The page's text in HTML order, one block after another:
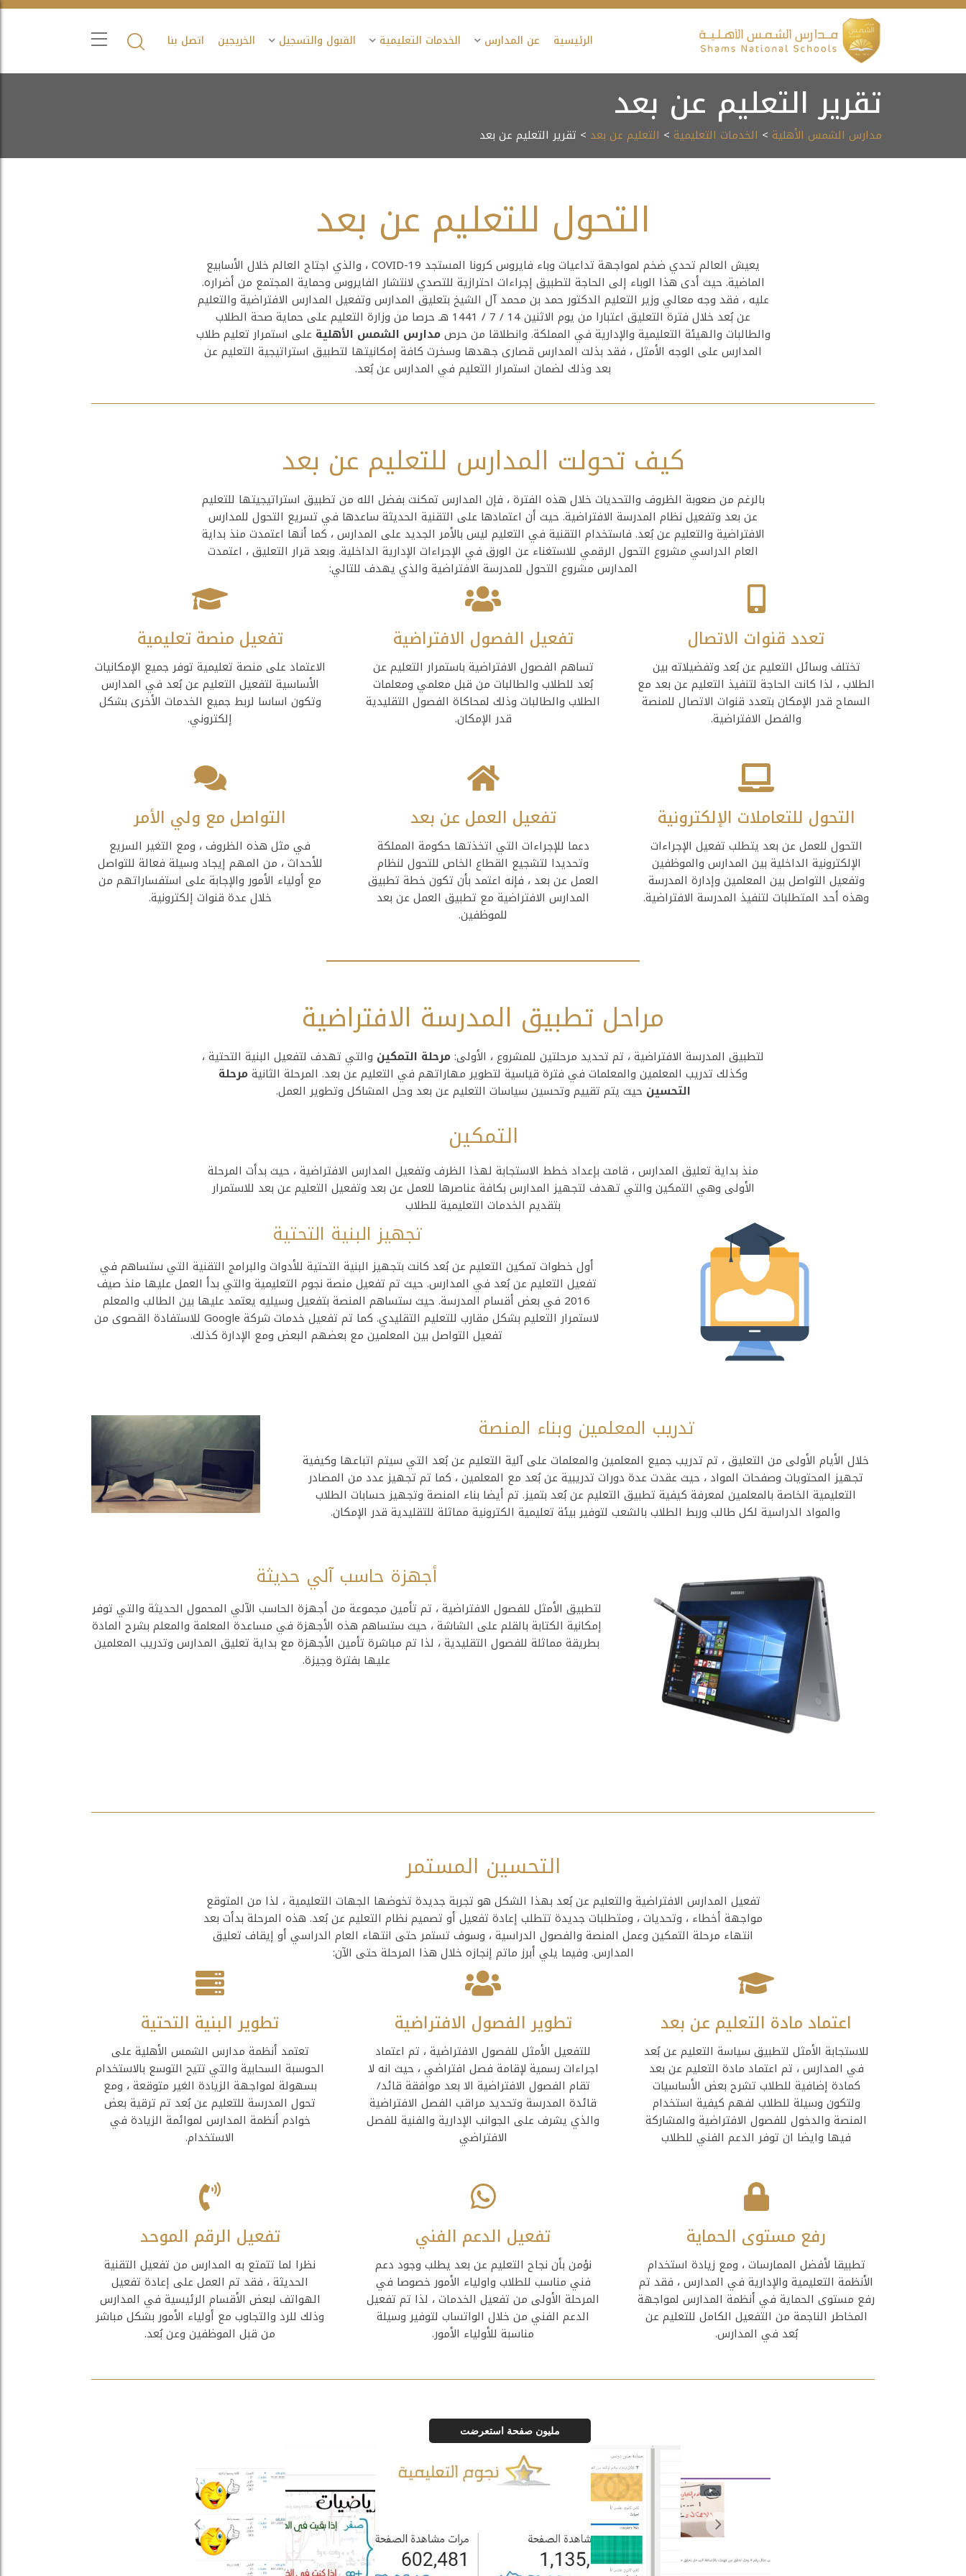
Skip
الرئيسية عن المدارس الخدمات التعليمية القبول والتسجيل الخريجين اتصل بنا
تقرير التعليم عن بعد
مدارس الشمس الأهلية > الخدمات التعليمية > التعليم عن بعد > تقرير التعليم عن بعد
التحول للتعليم عن بعد
يعيش العالم تحدي ضخم لمواجهة تداعيات وباء فايروس كرونا المستجد COVID-19 ، والذي اجتاح العالم خلال الأسابيع
الماضية. حيث أدى هذا الوباء إلى الحاجة لتطبيق إجراءات احترازية للتصدي لانتشار الفايروس وحماية المجتمع من أضراره.
عليه ، فقد وجه معالي وزير التعليم الدكتور حمد بن محمد آل الشيخ بتعليق المدارس وتفعيل المدارس الافتراضية والتعليم
عن بُعد خلال فترة التعليق اعتبارا من يوم الاثنين 14 / 7 / 1441 هـ حرصا من وزارة التعليم على حماية صحة الطلاب
والطالبات والهيئة التعليمية والإدارية في المملكة. وانطلاقا من حرصمدارس الشمس الأهلية على استمرار تعليم طلاب
المدارس على الوجه الأمثل ، فقد بذلت المدارس قصارى جهدها وسخرت كافة إمكانيتها لتطبيق استراتيجية التعليم عن
بعد وذلك لضمان استمرار التعليم في المدارس عن بُعد.
كيف تحولت المدارس للتعليم عن بعد
بالرغم من صعوبة الظروف والتحديات خلال هذه الفترة ، فإن المدارس تمكنت بفضل الله من تطبيق استراتيجيتها للتعليم
عن بعد وتفعيل نظام المدرسة الافتراضية. حيث أن اعتمادها على التقنية الحديثة ساعدها في تسريع التحول للمدارس
الافتراضية والتعليم عن بُعد. فاستخدام التقنية في التعليم ليس بالأمر الجديد على المدارس ، كما أنها اعتمدت منذ بداية
العام الدراسي مشروع التحول الرقمي للاستغناء عن الورق في الإجراءات الإدارية الداخلية. وبعد قرار التعليق ، اعتمدت
المدارس مشروع التحول للمدرسة الافتراضية والذي يهدف للتالي:
تفعيل منصة تعليمية
الاعتماد على منصة تعليمية توفر جميع الإمكانيات
الأساسية لتفعيل التعليم عن بُعد في المدارس
وتكون اساسا لربط جميع الخدمات الأخرى بشكل
إلكتروني.
تفعيل الفصول الافتراضية
تساهم الفصول الافتراضية باستمرار التعليم عن
بُعد للطلاب والطالبات من قبل معلمي ومعلمات
الطلاب والطالبات وذلك لمحاكاة الفصول التقليدية
قدر الإمكان.
تعدد قنوات الاتصال
تختلف وسائل التعليم عن بُعد وتفضيلاته بين
الطلاب ، لذا كانت الحاجة لتنفيذ التعليم عن بعد مع
السماح قدر الإمكان بتعدد قنوات الاتصال للمنصة
والفصل الافتراضية.
التواصل مع ولي الأمر
في مثل هذه الظروف ، ومع التغير السريع
للأحداث ، من المهم إيجاد وسيلة فعالة للتواصل
مع أولياء الأمور والإجابة على استفساراتهم من
خلال عدة قنوات إلكترونية.
تفعيل العمل عن بعد
دعما للإجراءات التي اتخذتها حكومة المملكة
وتحديدا لتشجيع القطاع الخاص للتحول لنظام
العمل عن بعد ، فإنه اعتمد بأن تكون خطة تطبيق
المدارس الافتراضية مع تطبيق العمل عن بعد
للموظفين.
التحول للتعاملات الإلكترونية
التحول للعمل عن بعد يتطلب تفعيل الإجراءات
الإلكترونية الداخلية بين المدارس والموظفين
وتفعيل التواصل بين المعلمين وإدارة المدرسة
وهذه أحد المتطلبات لتنفيذ المدرسة الافتراضية.
مراحل تطبيق المدرسة الافتراضية
لتطبيق المدرسة الافتراضية ، تم تحديد مرحلتين للمشروع ، الأولى:مرحلة التمكين والتي تهدف لتفعيل البنية التحتية ،
وكذلك تدريب المعلمين والمعلمات في فترة قياسية لتطوير مهاراتهم في التعليم عن بعد. المرحلة الثانيةمرحلة
التحسين حيث يتم تقييم وتحسين سياسات التعليم عن بعد وحل المشاكل وتطوير العمل.
التمكين
منذ بداية تعليق المدارس ، قامت بإعداد خطط الاستجابة لهذا الظرف وتفعيل المدارس الافتراضية ، حيث بدأت المرحلة
الأولى وهي التمكين والتي تهدف لتجهيز المدارس بكافة عناصرها للعمل عن بعد وتفعيل التعليم عن بعد للاستمرار
بتقديم الخدمات التعليمية للطلاب
تجهيز البنية التحتية
أول خطوات تمكين التعليم عن بُعد كانت بتجهيز البنية التحتية للأدوات والبرامج التقنية التي ستساهم في
تفعيل التعليم عن بُعد في المدارس. حيث تم تفعيل منصة نجوم التعليمية والتي بدأ العمل عليها منذ صيف
2016 في بعض أقسام المدرسة. حيث ستساهم المنصة بتفعيل وسيليه يعتمد عليها بين الطالب والمعلم
لاستمرار التعليم بشكل مقارب للتعليم التقليدي. كما تم تفعيل خدمات شركة Google للاستفادة القصوى من
تفعيل التواصل بين المعلمين مع بعضهم البعض ومع الإدارة كذلك.
تدريب المعلمين وبناء المنصة
خلال الأيام الأولى من التعليق ، تم تدريب جميع المعلمين والمعلمات على آلية التعليم عن بُعد التي سيتم اتباعها وكيفية
تجهيز المحتويات وصفحات المواد ، حيث عقدت عدة دورات تدريبية عن بُعد مع المعلمين ، كما تم تجهيز عدد من المصادر
التعليمية الخاصة بالمعلمين لمعرفة كيفية تطبيق التعليم عن بُعد بتميز. تم أيضا بناء المنصة وتجهيز حسابات الطلاب
والمواد الدراسية لكل طالب وربط الطلاب بالشعب لتوفير بيئة تعليمية الكترونية مماثلة للتقليدية قدر الإمكان.
أجهزة حاسب آلي حديثة
لتطبيق الأمثل للفصول الافتراضية ، تم تأمين مجموعة من أجهزة الحاسب الآلي المحمول الحديثة والتي توفر
إمكانية الكتابة بالقلم على الشاشة ، حيث ستساهم هذه الأجهزة في مساعدة المعلمة والمعلم بشرح المادة
بطريقة مماثلة للفصول التقليدية ، لذا تم مباشرة تأمين الأجهزة مع بداية تعليق المدارس وتدريب المعلمين
عليها بفترة وجيزة.
التحسين المستمر
تفعيل المدارس الافتراضية والتعليم عن بُعد بهذا الشكل هو تجربة جديدة تخوضها الجهات التعليمية ، لذا من المتوقع
مواجهة أخطاء ، وتحديات ، ومتطلبات جديدة تتطلب إعادة تفعيل أو تصميم نظام التعليم عن بُعد. هذه المرحلة بدأت بعد
انتهاء مرحلة التمكين وعمل المنصة والفصول الدراسية ، وسوف تستمر حتى انتهاء العام الدراسي أو إيقاف تعليق
المدارس. وفيما يلي أبرز ماتم إنجازه خلال هذا المرحلة حتى الآن:
تطوير البنية التحتية
تعتمد أنظمة مدارس الشمس الأهلية على
الحوسبة السحابية والتي تتيح التوسع بالاستخدام
بسهولة لمواجهة الزيادة الغير متوقعة ، ومع
تحول المدرسة للتعليم عن بُعد تم ترقية بعض
خوادم أنظمة المدارس لموائمة الزيادة في
الاستخدام.
تطوير الفصول الافتراضية
للتفعيل الأمثل للفصول الافتراضية ، تم اعتماد
اجراءات رسمية لإقامة فصل افتراضي ، حيث انه لا
تقام الفصول الافتراضية الا بعد موافقة قائد/
قائدة المدرسة وتحديد مراقب الفصل الافتراضية
والذي يشرف على الجوانب الإدارية والفنية للفصل
الافتراضي
اعتماد مادة التعليم عن بعد
للاستجابة الأمثل لتطبيق سياسة التعليم عن بُعد
في المدارس ، تم اعتماد مادة التعليم عن بعد
كمادة إضافية للطلاب تشرح بعض الأساسيات
ولتكون وسيلة للطلاب لفهم كيفية استخدام
المنصة والدخول للفصول الافتراضية والمشاركة
فيها وايضا ان توفر الدعم الفني للطلاب
تفعيل الرقم الموحد
نظرا لما تتمتع به المدارس من تفعيل التقنية
الحديثة ، فقد تم العمل على إعادة تفعيل
الهواتف لبعض الأقسام الرئيسية في المدارس
وذلك للرد والتجاوب مع أولياء الأمور بشكل مباشر
من قبل الموظفين وعن بُعد.
تفعيل الدعم الفني
نؤمن بأن نجاح التعليم عن بعد يطلب وجود دعم
فني مناسب للطلاب واولياء الأمور خصوصا في
المرحلة الأولى من تفعيل الخدمات ، لذا تم تفعيل
الدعم الفني من خلال الواتساب لتوفير وسيلة
مناسبة للأولياء الأمور.
رفع مستوى الحماية
تطبيقا لأفضل الممارسات ، ومع زيادة استخدام
الأنظمة التعليمية والإدارية في المدارس ، فقد تم
رفع مستوى الحماية في أنظمة المدارس لمواجهة
المخاطر الناجمة من التفعيل الكامل للتعليم عن
بُعد في المدارس.
مليون صفحة استعرضت